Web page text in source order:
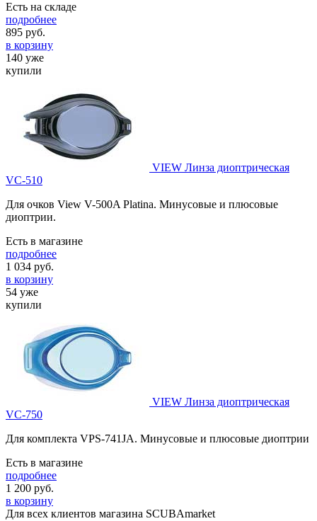
Есть на складе
подробнее
895 руб.
в корзину
140 уже
купили
VIEW Линза диоптрическая
VC-510
Для очков View V-500A Platina. Минусовые и плюсовые
диоптрии.
Есть в магазине
подробнее
1 034 руб.
в корзину
54 уже
купили
VIEW Линза диоптрическая
VC-750
Для комплекта VPS-741JA. Минусовые и плюсовые диоптрии
Есть в магазине
подробнее
1 200 руб.
в корзину
Для всех клиентов магазина SCUBAmarket